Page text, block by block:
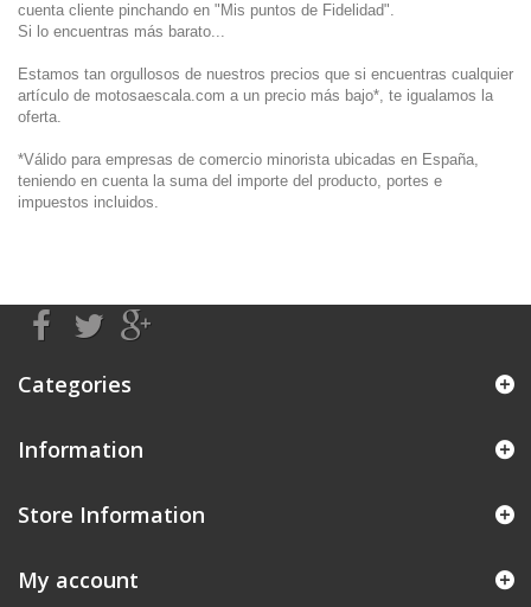
cuenta cliente pinchando en "Mis puntos de Fidelidad".
Si lo encuentras más barato...
Estamos tan orgullosos de nuestros precios que si encuentras cualquier
artículo de motosaescala.com a un precio más bajo*, te igualamos la
oferta.
*Válido para empresas de comercio minorista ubicadas en España,
teniendo en cuenta la suma del importe del producto, portes e
impuestos incluidos.
Categories
Information
Store Information
My account